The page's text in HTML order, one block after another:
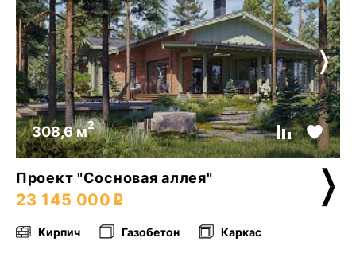
308,6 м2
Проект "Сосновая аллея"
23 145 000
Кирпич Газобетон Каркас